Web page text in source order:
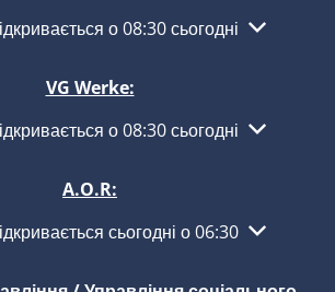
приховати інші години роботи або
о 08:30 сьогодні
VG Werke:
приховати інші години роботи або
о 08:30 сьогодні
A.O.R:
приховати інші години роботи або
сьогодні о 06:30